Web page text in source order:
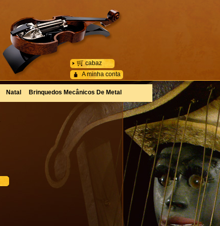
A minha conta
cabaz
Natal Brinquedos Mecânicos De Metal